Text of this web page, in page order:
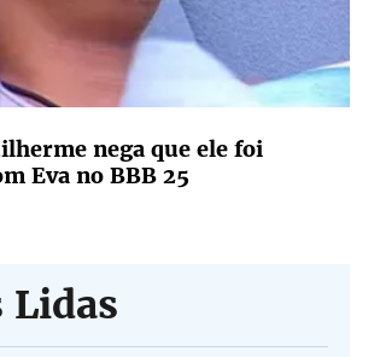
nega que ele foi
Eva no BBB 25
Lidas